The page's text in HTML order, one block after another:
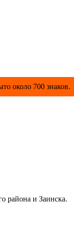
около 700 знаков.
района и Заинска.